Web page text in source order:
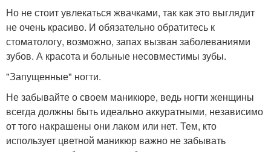
Но не стоит увлекаться жвачками, так как это выглядит
не очень красиво. И обязательно обратитесь к
стоматологу, возможно, запах вызван заболеваниями
зубов. А красота и больные несовместимы зубы.
"Запущенные" ногти.
Не забывайте о своем маникюре, ведь ногти женщины
всегда должны быть идеально аккуратными, независимо
от того накрашены они лаком или нет. Тем, кто
использует цветной маникюр важно не забывать